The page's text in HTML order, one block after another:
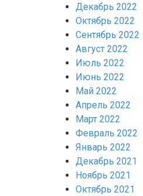
Декабрь 2022
Октябрь 2022
Сентябрь 2022
Август 2022
Июль 2022
Июнь 2022
Май 2022
Апрель 2022
Март 2022
Февраль 2022
Январь 2022
Декабрь 2021
Ноябрь 2021
Октябрь 2021